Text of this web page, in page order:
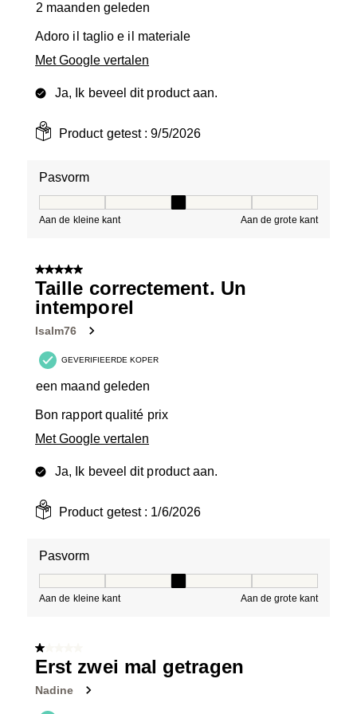
2 maanden geleden
Adoro il taglio e il materiale
Met Google vertalen
Ja, Ik beveel dit product aan.
Product getest :9/5/2026
Pasvorm
Aan de kleine kant Aan de grote kant
5 van 5 sterren.
Taille correctement. Un
intemporel
Isalm76
GEVERIFIEERDE KOPER
een maand geleden
Bon rapport qualité prix
Met Google vertalen
Ja, Ik beveel dit product aan.
Product getest : 1/6/2026
Pasvorm
Aan de kleine kant Aan de grote kant
1 van 5 sterren.
Erst zwei mal getragen
Nadine